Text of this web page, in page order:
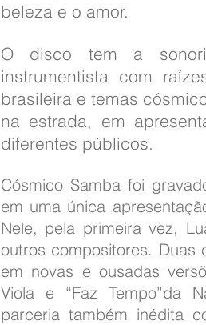
beleza e o amor.
O disco tem a
instrumentista com
brasileira e temas
na estrada, em
diferentes públicos.
Cósmico Samba foi
em uma única
Nele, pela primeira vez,
outros compositores. Duas
em novas e ousadas
Viola e “Faz Tempo”da
parceria também inédita